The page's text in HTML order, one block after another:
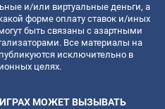
и/или виртуальные деньги, а
форме оплату ставок и/иных
быть связаны с азартными
Все материалы на
исключительно в
целях.
МОЖЕТ ВЫЗЫВАТЬ